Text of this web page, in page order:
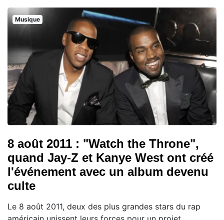
Musique
8 août 2011 : "Watch the Throne",
quand Jay-Z et Kanye West ont créé
l'événement avec un album devenu
culte
Le 8 août 2011, deux des plus grandes stars du rap